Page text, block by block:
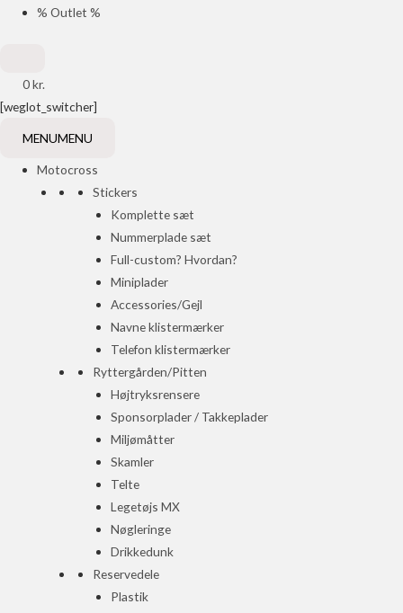
% Outlet %
0kr.
[weglot_switcher]
MENUMENU
Motocross
Stickers
Komplette sæt
Nummerplade sæt
Full-custom? Hvordan?
Miniplader
Accessories/Gejl
Navne klistermærker
Telefon klistermærker
Ryttergården/Pitten
Højtryksrensere
Sponsorplader / Takkeplader
Miljømåtter
Skamler
Telte
Legetøjs MX
Nøgleringe
Drikkedunk
Reservedele
Plastik